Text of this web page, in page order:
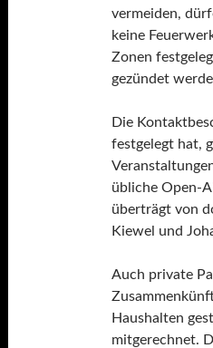
vermeiden,
keine
Zonen
gezündet
Die
festgelegt hat,
übliche Open-
überträgt von
Kiewel und
Auch private
Haushalten
mitgerechnet.